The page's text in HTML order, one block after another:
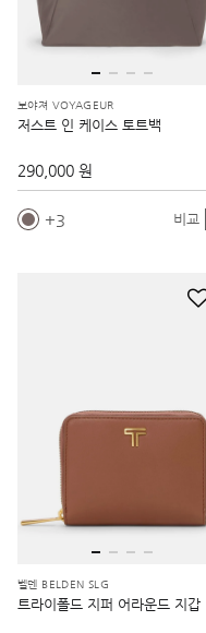
보야져 VOYAGEUR
저스트 인 케이스 토트백
290,000 원
3 비교
벨덴 BELDEN SLG
트라이폴드 지퍼 어라운드 지갑